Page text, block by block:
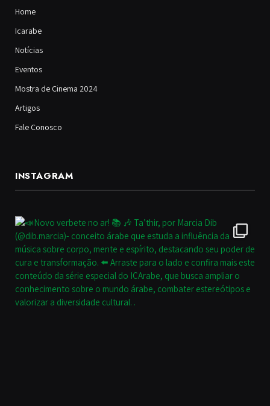
Home
Icarabe
Notícias
Eventos
Mostra de Cinema 2024
Artigos
Fale Conosco
INSTAGRAM